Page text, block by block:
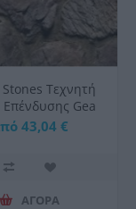
Τεχνητή
Επένδυσης Gea
& Corner
43,04 €
ΑΓΟΡΑ